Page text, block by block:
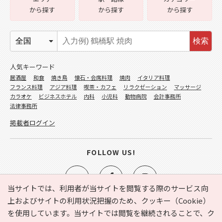
当サイトでは、利用者が当サイトを閲覧する際のサービス向
上およびサイトの利用状況把握のため、クッキー（Cookie）
を使用しています。当サイトでは閲覧を継続されることで、ク
e-NAVITA（イーナビタ）とは？ お気に入り ヘルプ
から探す
から探す
から探す
検索
人気キーワード
居酒屋 和食 焼き鳥 懐石・会席料理 焼肉
イタリア料理
フランス料理
アジア料理 喫茶・カフェ リラクゼーション
マッサージ
カラオケ
ビジネスホテル 内科 小児科 動物病院
会計事務所
法律事務所
掲載者ログイン
FOLLOW US!